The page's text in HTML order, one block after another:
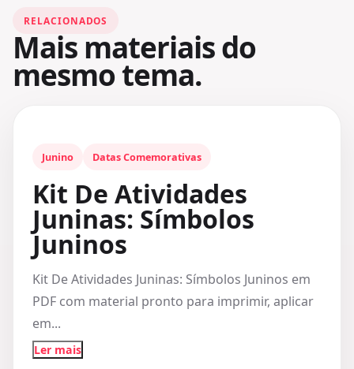
RELACIONADOS
Mais materiais do
mesmo tema.
Junino Datas Comemorativas
Kit De Atividades
Juninas: Símbolos
Juninos
Kit De Atividades Juninas: Símbolos Juninos em
PDF com material pronto para imprimir, aplicar
em...
Ler mais